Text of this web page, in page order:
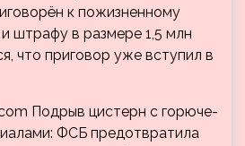
к пожизненному
штрафу в размере 1,5 млн
что приговор уже вступил в
Подрыв цистерн с горюче-
ФСБ предотвратила